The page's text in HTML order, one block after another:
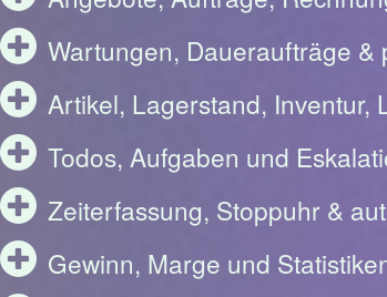
Wartungen, Daueraufträge &
Artikel, Lagerstand, Inventur,
Todos, Aufgaben und
Zeiterfassung, Stoppuhr &
Gewinn, Marge und